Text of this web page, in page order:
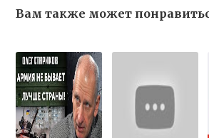
Вам также может